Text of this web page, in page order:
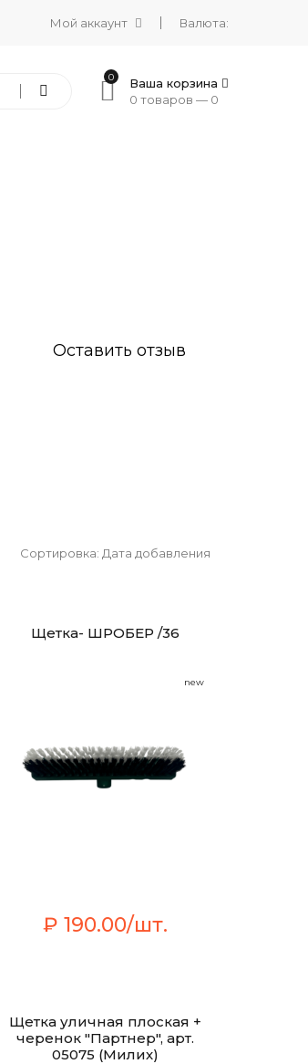
Мой аккаунт Валюта:
0
Ваша корзина
0 товаров — 0
Оставить отзыв
Сортировка: Дата добавления
Щетка- ШРОБЕР /36
new
₽ 190.00/шт.
Щетка уличная плоская +
черенок "Партнер", арт.
05075 (Милих)